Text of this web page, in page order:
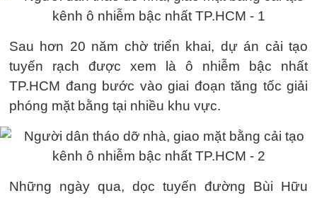
Sau hơn 20 năm chờ triển khai, dự án cải tạo
tuyến rạch được xem là ô nhiễm bậc nhất
TP.HCM đang bước vào giai đoạn tăng tốc giải
phóng mặt bằng tại nhiều khu vực.
Những ngày qua, dọc tuyến đường Bùi Hữu